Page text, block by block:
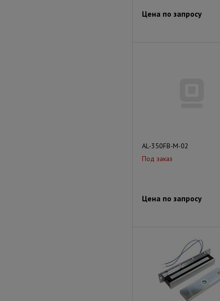
Цена по запросу
AL-350FB-M-02
Под заказ
Цена по запросу